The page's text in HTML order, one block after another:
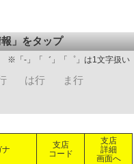
」をタップ
※「-」「゛」「゜」は1文字扱い
は行
ま行
ナ
支店
コード
支店
詳細
画面へ